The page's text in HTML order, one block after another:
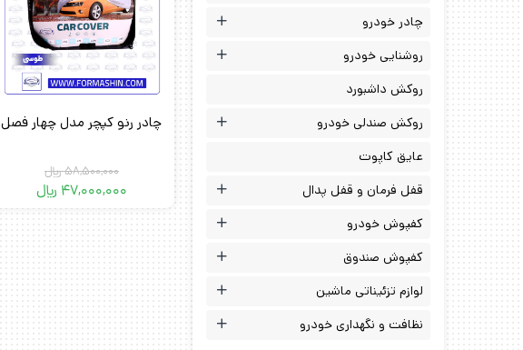
چادر رنو کپچر مدل چهار فصل
58,500,000﷼
47,000,000 ﷼
چادر خودرو
روشنایی خودرو
روکش داشبورد
روکش صندلی خودرو
عایق کاپوت
قفل فرمان و قفل پدال
کفپوش خودرو
کفپوش صندوق
لوازم تزئیناتی ماشین
نظافت و نگهداری خودرو